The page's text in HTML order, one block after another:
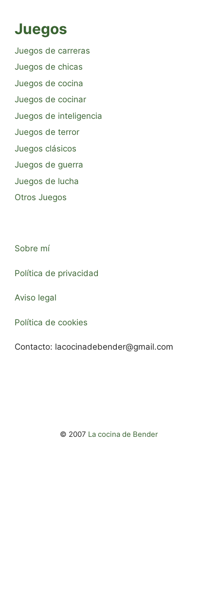
Juegos
Juegos de carreras
Juegos de chicas
Juegos de cocina
Juegos de cocinar
Juegos de inteligencia
Juegos de terror
Juegos clásicos
Juegos de guerra
Juegos de lucha
Otros Juegos
Sobre mí
Política de privacidad
Aviso legal
Política de cookies
Contacto: lacocinadebender@gmail.com
© 2007 La cocina de Bender